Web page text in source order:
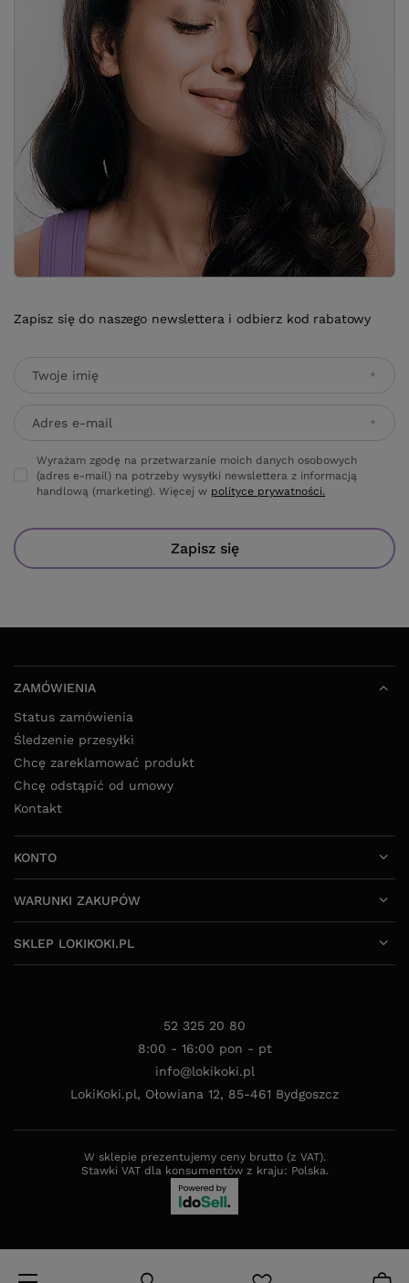
Zapisz się do naszego newslettera i odbierz kod rabatowy
Twoje imię
Adres e-mail
Wyrażam zgodę na przetwarzanie moich danych osobowych
(adres e-mail) na potrzeby wysyłki newslettera z informacją
handlową (marketing). Więcej w polityce prywatności.
Zapisz się
ZAMÓWIENIA
Status zamówienia
Śledzenie przesyłki
Chcę zareklamować produkt
Chcę odstąpić od umowy
Kontakt
KONTO
WARUNKI ZAKUPÓW
SKLEP LOKIKOKI.PL
52 325 20 80
8:00 - 16:00 pon - pt
info@lokikoki.pl
LokiKoki.pl, Ołowiana 12, 85-461 Bydgoszcz
W sklepie prezentujemy ceny brutto (z VAT).
Stawki VAT dla konsumentów z kraju: Polska.